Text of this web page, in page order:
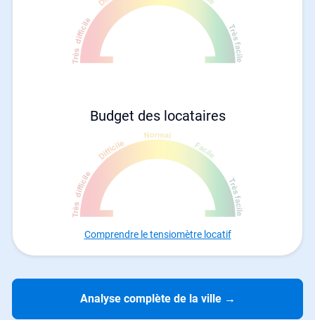
Budget des locataires
Comprendre le tensiomètre locatif
Analyse complète de la ville →